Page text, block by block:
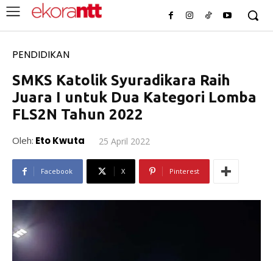
PENDIDIKAN
SMKS Katolik Syuradikara Raih
Juara I untuk Dua Kategori Lomba
FLS2N Tahun 2022
Oleh: Eto Kwuta 25 April 2022
Facebook X Pinterest